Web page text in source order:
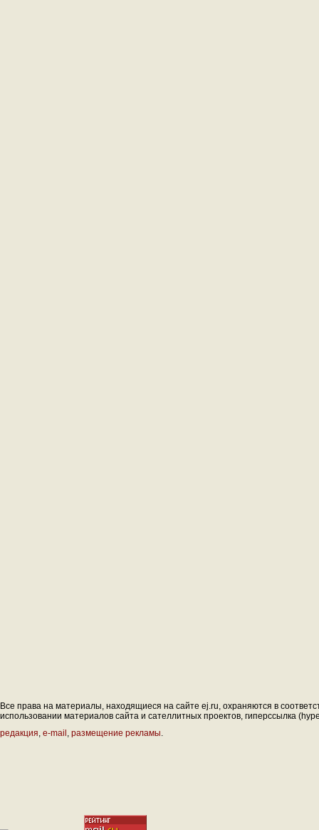
Все права на материалы, находящиеся на сайте ej.ru, охраняются в
использовании материалов сайта и сателлитных проектов, гиперссылка
редакция, e-mail , размещение рекламы.